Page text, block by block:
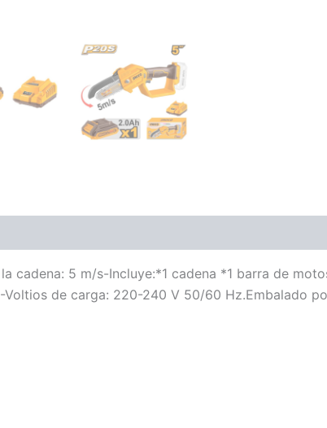
cadena: 5 m/s-Incluye:*1 cadena *1 barra de
Voltios de carga: 220-240 V 50/60 Hz.Embalado